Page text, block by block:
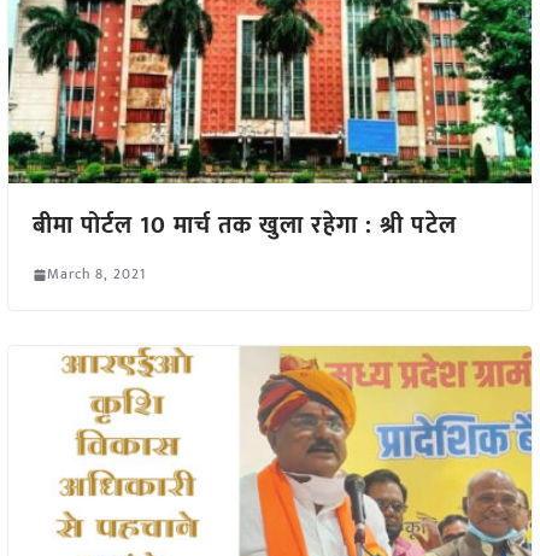
बीमा पोर्टल 10 मार्च तक खुला रहेगा : श्री पटेल
March 8, 2021